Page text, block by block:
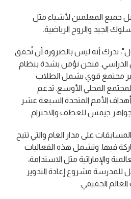
جميع المعلمين لأشياء مثل
الجيد والروح الرياضية.
ندرك أنه ليس بالضرورة أن تُحقق
الدراسي. فنحن نؤمن بشدة بنظام
مجتمع قوي يشمل الطلاب
المحلي الأوسع. تدعم
الأمم المتحدة السبعة عشر
جواهر جيمس للعطف والاحترام.
على مدار العام والتي تتيح
فيها. وتشمل هذه الفعاليات
والإماراتية مثل الاستدامة،
للمدرسة مشروع إعادة التدوير
الحقيقي.